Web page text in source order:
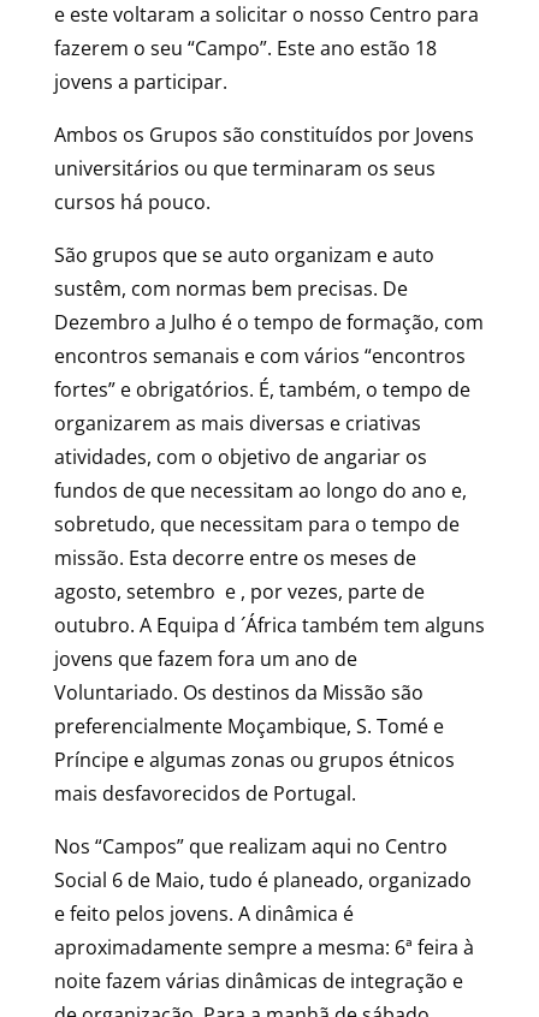
e este voltaram a solicitar o nosso Centro para
fazerem o seu “Campo”. Este ano estão 18
jovens a participar.
Ambos os Grupos são constituídos por Jovens
universitários ou que terminaram os seus
cursos há pouco.
São grupos que se auto organizam e auto
sustêm, com normas bem precisas. De
Dezembro a Julho é o tempo de formação, com
encontros semanais e com vários “encontros
fortes” e obrigatórios. É, também, o tempo de
organizarem as mais diversas e criativas
atividades, com o objetivo de angariar os
fundos de que necessitam ao longo do ano e,
sobretudo, que necessitam para o tempo de
missão. Esta decorre entre os meses de
agosto, setembro e , por vezes, parte de
outubro. A Equipa d ´África também tem alguns
jovens que fazem fora um ano de
Voluntariado. Os destinos da Missão são
preferencialmente Moçambique, S. Tomé e
Príncipe e algumas zonas ou grupos étnicos
mais desfavorecidos de Portugal.
Nos “Campos” que realizam aqui no Centro
Social 6 de Maio, tudo é planeado, organizado
e feito pelos jovens. A dinâmica é
aproximadamente sempre a mesma: 6ª feira à
noite fazem várias dinâmicas de integração e